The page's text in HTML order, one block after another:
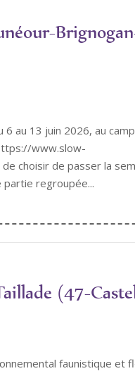
au 13 juin 2026, au
www.slow-
choisir de passer la
partie regroupée...
(47-
faunistique et